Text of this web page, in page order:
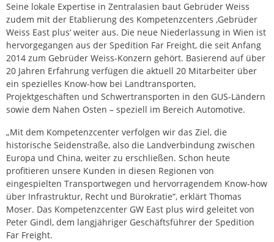
Seine lokale Expertise in Zentralasien baut Gebrüder Weiss
zudem mit der Etablierung des Kompetenzcenters ‚Gebrüder
Weiss East plus‘ weiter aus. Die neue Niederlassung in Wien ist
hervorgegangen aus der Spedition Far Freight, die seit Anfang
2014 zum Gebrüder Weiss-Konzern gehört. Basierend auf über
20 Jahren Erfahrung verfügen die aktuell 20 Mitarbeiter über
ein spezielles Know-how bei Landtransporten,
Projektgeschäften und Schwertransporten in den GUS-Ländern
sowie dem Nahen Osten – speziell im Bereich Automotive.
„Mit dem Kompetenzcenter verfolgen wir das Ziel, die
historische Seidenstraße, also die Landverbindung zwischen
Europa und China, weiter zu erschließen. Schon heute
profitieren unsere Kunden in diesen Regionen von
eingespielten Transportwegen und hervorragendem Know-how
über Infrastruktur, Recht und Bürokratie“, erklärt Thomas
Moser. Das Kompetenzcenter GW East plus wird geleitet von
Peter Gindl, dem langjähriger Geschäftsführer der Spedition
Far Freight.